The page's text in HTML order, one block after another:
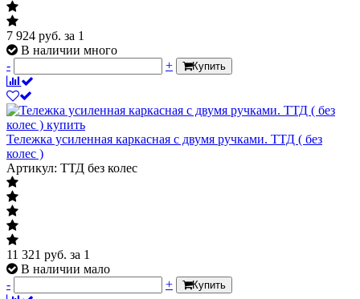
7 924 руб. за 1
В наличии много
-
+ Купить
Тележка усиленная каркасная с двумя ручками. ТТД ( без
колес )
Артикул: ТТД без колес
11 321 руб. за 1
В наличии мало
-
+ Купить